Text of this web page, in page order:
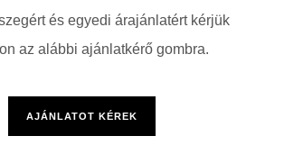
és egyedi árajánlatért kérjük
az alábbi ajánlatkérő gombra.
AJÁNLATOT KÉREK